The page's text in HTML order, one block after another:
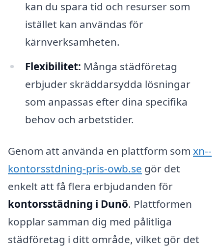
kan du spara tid och resurser som
istället kan användas för
kärnverksamheten.
Flexibilitet: Många städföretag
erbjuder skräddarsydda lösningar
som anpassas efter dina specifika
behov och arbetstider.
Genom att använda en plattform som xn--
kontorsstdning-pris-owb.se gör det
enkelt att få flera erbjudanden för
kontorsstädning i Dunö. Plattformen
kopplar samman dig med pålitliga
städföretag i ditt område, vilket gör det